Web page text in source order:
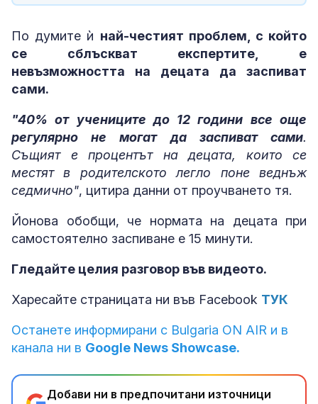
По думите ѝ най-честият проблем, с който
се сблъскват експертите, е
невъзможността на децата да заспиват
сами.
"40% от учениците до 12 години все още
регулярно не могат да заспиват сами.
Същият е процентът на децата, които се
местят в родителското легло поне веднъж
седмично", цитира данни от проучването тя.
Йонова обобщи, че нормата на децата при
самостоятелно заспиване е 15 минути.
Гледайте целия разговор във видеото.
Харесайте страницата ни във Facebook ТУК
Останете информирани с Bulgaria ON AIR и в
канала ни в Google News Showcase.
Добави ни в предпочитани източници